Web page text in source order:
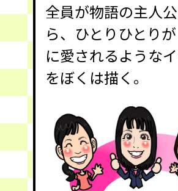
全員が物語の主人
ら、ひとりひとり
に愛されるような
をぼくは描く。